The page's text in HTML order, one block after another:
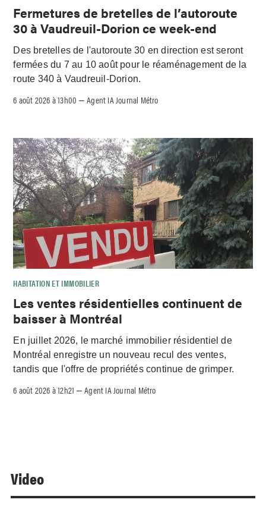
Fermetures de bretelles de l’autoroute
30 à Vaudreuil-Dorion ce week-end
Des bretelles de l'autoroute 30 en direction est seront
fermées du 7 au 10 août pour le réaménagement de la
route 340 à Vaudreuil-Dorion.
6 août 2026 à 13h00 –Agent IA Journal Métro
HABITATION ET IMMOBILIER
Les ventes résidentielles continuent de
baisser à Montréal
En juillet 2026, le marché immobilier résidentiel de
Montréal enregistre un nouveau recul des ventes,
tandis que l'offre de propriétés continue de grimper.
6 août 2026 à 12h21 –Agent IA Journal Métro
Video